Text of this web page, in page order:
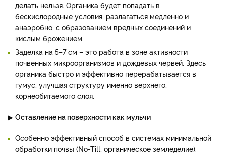
делать нельзя. Органика будет попадать в
бескислородные условия, разлагаться медленно и
анаэробно, с образованием вредных соединений и
кислым брожением.
Заделка на 5–7 см – это работа в зоне активности
почвенных микроорганизмов и дождевых червей. Здесь
органика быстро и эффективно перерабатывается в
гумус, улучшая структуру именно верхнего,
корнеобитаемого слоя.
▶ Оставление на поверхности как мульчи
Особенно эффективный способ в системах минимальной
обработки почвы (No-Till, органическое земледелие).